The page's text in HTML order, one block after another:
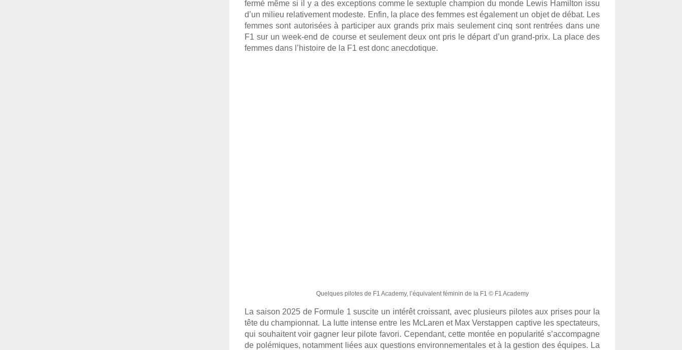
fermé même si il y a des exceptions comme le sextuple champion du monde Lewis Hamilton issu
d’un milieu relativement modeste. Enfin, la place des femmes est également un objet de débat. Les
femmes sont autorisées à participer aux grands prix mais seulement cinq sont rentrées dans une
F1 sur un week-end de course et seulement deux ont pris le départ d’un grand-prix. La place des
femmes dans l’histoire de la F1 est donc anecdotique.
Quelques pilotes de F1 Academy, l’équivalent féminin de la F1 © F1 Academy
La saison 2025 de Formule 1 suscite un intérêt croissant, avec plusieurs pilotes aux prises pour la
tête du championnat. La lutte intense entre les McLaren et Max Verstappen captive les spectateurs,
qui souhaitent voir gagner leur pilote favori. Cependant, cette montée en popularité s’accompagne
de polémiques, notamment liées aux questions environnementales et à la gestion des équipes. La